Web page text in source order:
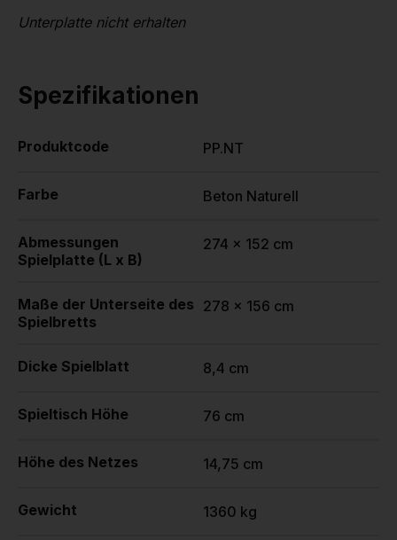
Unterplatte nicht erhalten
Spezifikationen
Produktcode PP.NT
Farbe Beton Naturell
Abmessungen
Spielplatte (L x B)
274 x 152 cm
Maße der Unterseite des
Spielbretts
278 x 156 cm
Dicke Spielblatt 8,4 cm
Spieltisch Höhe 76 cm
Höhe des Netzes 14,75 cm
Gewicht 1360 kg